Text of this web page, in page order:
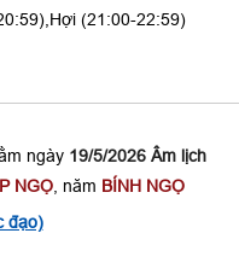
(21:00-22:59)
ngày 19/5/2026 Âm lịch
NGỌ, năm BÍNH NGỌ
đạo)